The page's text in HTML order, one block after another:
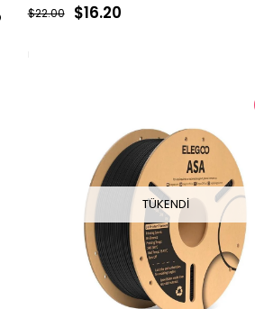
$16.20
$22.00
TÜKENDI